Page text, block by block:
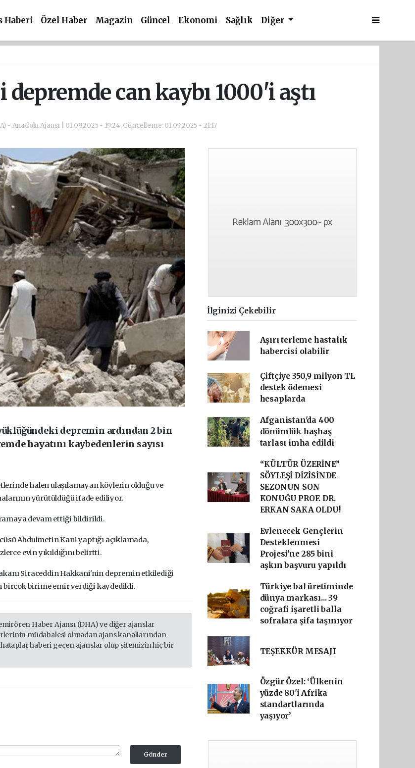
Haberi Özel Haber Magazin Güncel Ekonomi Sağlık Diğer
can kaybı 1000'i aştı
- Anadolu Ajansı | 01.09.2025 - 19:24, Güncelleme: 01.09.2025 - 21:17
depremin ardından 2 bin
hayatını kaybedenlerin sayısı
halen ulaşılamayan köylerin olduğu ve
yürütüldüğü ifade ediliyor.
devam ettiği bildirildi.
Abdulmetin Kani yaptığı açıklamada,
evin yıkıldığını belirtti.
Siraceddin Hakkani'nin depremin etkilediği
birçok birime emir verdiği kaydedildi.
Haber Ajansı (DHA) ve diğer ajanslar
müdahalesi olmadan ajans kanallarından
haberi geçen ajanslar olup sitemizin hiç bir
Gönder
İlginizi Çekebilir
Aşırı terleme hastalık
habercisi olabilir
Çiftçiye 350,9 milyon TL
destek ödemesi
hesaplarda
Afganistan'da 400
dönümlük haşhaş
tarlası imha edildi
“KÜLTÜR ÜZERİNE”
SÖYLEŞİ DİZİSİNDE
SEZONUN SON
KONUĞU PROF. DR.
ERKAN SAKA OLDU!
Evlenecek Gençlerin
Desteklenmesi
Projesi'ne 285 bini
aşkın başvuru yapıldı
Türkiye bal üretiminde
dünya markası... 39
coğrafi işaretli balla
sofralara şifa taşınıyor
TEŞEKKÜR MESAJI
Özgür Özel: ‘Ülkenin
yüzde 80'i Afrika
standartlarında
yaşıyor’